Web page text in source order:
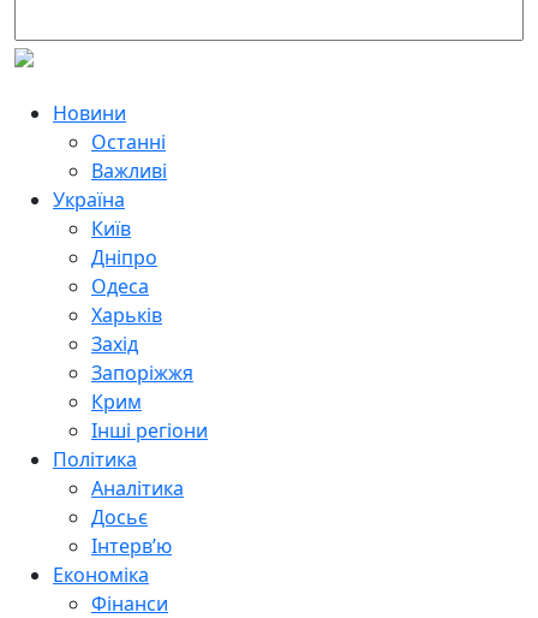
Новини
Останні
Важливі
Україна
Київ
Дніпро
Одеса
Харьків
Захід
Запоріжжя
Крим
Інші регіони
Політика
Аналітика
Досьє
Інтерв’ю
Економіка
Фінанси